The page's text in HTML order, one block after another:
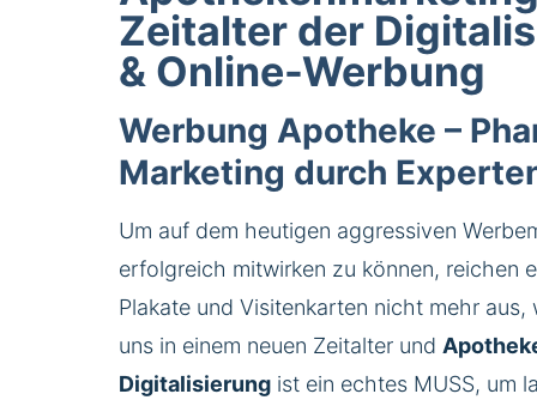
Zeitalter der
& Online-Werbung
Werbung Apotheke –
Marketing durch
Um auf dem heutigen aggressiven
erfolgreich mitwirken zu können, reichen
Plakate und Visitenkarten nicht mehr aus,
uns in einem neuen Zeitalter und
Digitalisierungist ein echtes MUSS, um